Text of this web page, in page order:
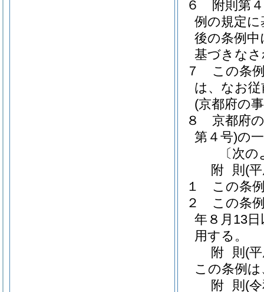
６
附則第
例の規定
後の条例
基づきな
７
この条
は、なお
(京都府の
８
京都府
第４号)の
〔次
附 則 (
１
この条
２
この条
年８月13
用する。
附 則 (
この条例
附 則 (